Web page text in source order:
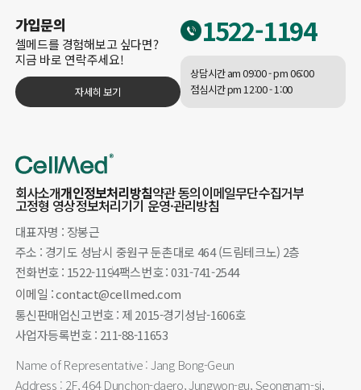
가입문의
셀메드를 경험해보고 싶다면?
지금 바로 연락주세요!
자세히 보기
1522-1194
상담시간 am 09:00 - pm 06:00
점심시간 pm 12:00 - 1:00
회사소개개인정보처리방침약관 동의이메일무단수집거부
고정형 영상정보처리기기 운영·관리방침
대표자명 : 장봉근
주소 : 경기도 성남시 중원구 둔촌대로 464 (드림테크노) 2층
전화번호 : 1522-1194팩스번호 : 031-741-2544
이메일 : contact@cellmed.com
통신판매업신고번호 : 제 2015-경기성남-1606호
사업자등록번호 : 211-88-11653
Name of Representative : Jang Bong-Geun
Address : 2F, 464 Dunchon-daero, Jungwon-gu, Seongnam-si,